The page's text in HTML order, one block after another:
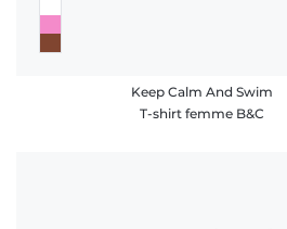
Keep Calm And Swim
T-shirt femme B&C